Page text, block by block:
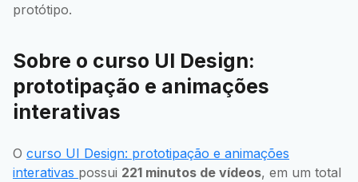
protótipo.
Sobre o curso UI Design:
prototipação e animações
interativas
O curso UI Design: prototipação e animações
interativas possui 221 minutos de vídeos, em um total